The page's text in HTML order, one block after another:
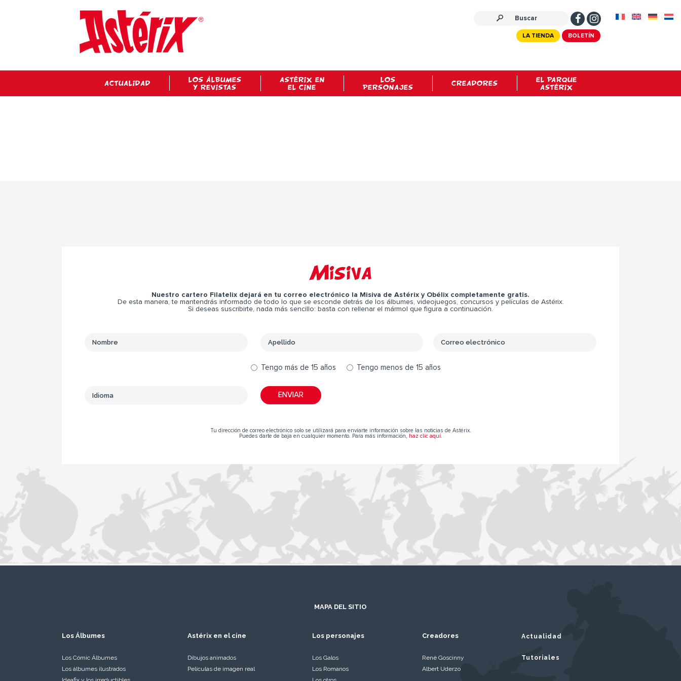
BOLETÍN
LA TIENDA
ACTUALIDAD
LOS ÁLBUMES
Y REVISTAS
ASTÉRIX EN
EL CINE
LOS
PERSONAJES
CREADORES
EL PARQUE
ASTÉRIX
Misiva
Nuestro cartero Filatelix dejará en tu correo electrónico la Misiva de Astérix y Obélix completamente gratis.
De esta manera, te mantendrás informado de todo lo que se esconde detrás de los álbumes, videojuegos, concursos y películas de Astérix.
Si deseas suscribirte, nada más sencillo: basta con rellenar el mármol que figura a continuación.
Tengo más de 15 años Tengo menos de 15 años
Tu dirección de correo electrónico solo se utilizará para enviarte información sobre las noticias de Astérix.
Puedes darte de baja en cualquier momento. Para más información,
haz clic aquí.
MAPA DEL SITIO
Los Álbumes
Los Cómic Álbumes
Los álbumes ilustrados
Astérix en el cine
Dibujos animados
Películas de imagen real
Los personajes
Los Galos
Los Romanos
Creadores
René Goscinny
Albert Uderzo
Actualidad
Tutoriales